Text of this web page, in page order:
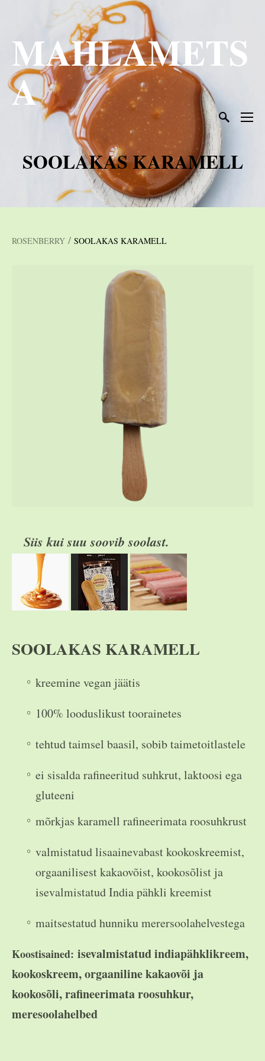
MAHLAMETS
A
SOOLAKAS KARAMELL
ROSENBERRY / SOOLAKAS KARAMELL
Siis kui suu soovib soolast.
SOOLAKAS KARAMELL
kreemine vegan jäätis
100% looduslikust toorainetes
tehtud taimsel baasil, sobib taimetoitlastele
ei sisalda rafineeritud suhkrut, laktoosi ega
gluteeni
mõrkjas karamell rafineerimata roosuhkrust
valmistatud lisaainevabast kookoskreemist,
orgaanilisest kakaovõist, kookosõlist ja
isevalmistatud India pähkli kreemist
maitsestatud hunniku merersoolahelvestega
Koostisained: isevalmistatud indiapähklikreem,
kookoskreem, orgaaniline kakaovõi ja
kookosõli, rafineerimata roosuhkur,
meresoolahelbed